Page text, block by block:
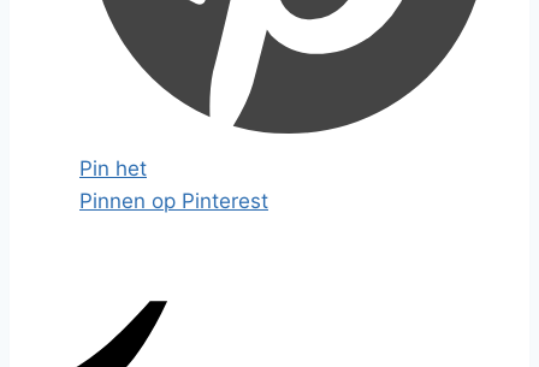
Pin het
Pinnen op Pinterest